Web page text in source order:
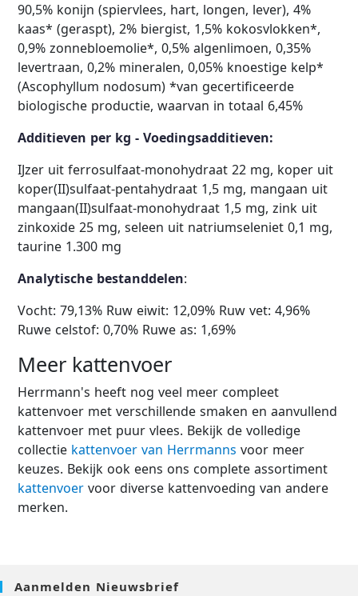
90,5% konijn (spiervlees, hart, longen, lever), 4%
kaas* (geraspt), 2% biergist, 1,5% kokosvlokken*,
0,9% zonnebloemolie*, 0,5% algenlimoen, 0,35%
levertraan, 0,2% mineralen, 0,05% knoestige kelp*
(Ascophyllum nodosum) *van gecertificeerde
biologische productie, waarvan in totaal 6,45%
Additieven per kg - Voedingsadditieven:
IJzer uit ferrosulfaat-monohydraat 22 mg, koper uit
koper(II)sulfaat-pentahydraat 1,5 mg, mangaan uit
mangaan(II)sulfaat-monohydraat 1,5 mg, zink uit
zinkoxide 25 mg, seleen uit natriumseleniet 0,1 mg,
taurine 1.300 mg
Analytische bestanddelen:
Vocht: 79,13% Ruw eiwit: 12,09% Ruw vet: 4,96%
Ruwe celstof: 0,70% Ruwe as: 1,69%
Meer kattenvoer
Herrmann's heeft nog veel meer compleet
kattenvoer met verschillende smaken en aanvullend
kattenvoer met puur vlees. Bekijk de volledige
collectie kattenvoer van Herrmanns voor meer
keuzes. Bekijk ook eens ons complete assortiment
kattenvoer voor diverse kattenvoeding van andere
merken.
Aanmelden Nieuwsbrief